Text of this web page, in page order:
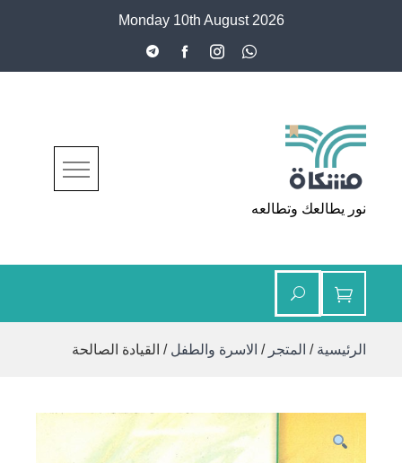
Monday 10th August 2026
مشكاة
نور يطالعك وتطالعه
الرئيسية / المتجر / الاسرة والطفل / القيادة الصالحة